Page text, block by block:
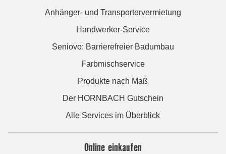
Anhänger- und Transportervermietung
Handwerker-Service
Seniovo: Barrierefreier Badumbau
Farbmischservice
Produkte nach Maß
Der HORNBACH Gutschein
Alle Services im Überblick
Online einkaufen